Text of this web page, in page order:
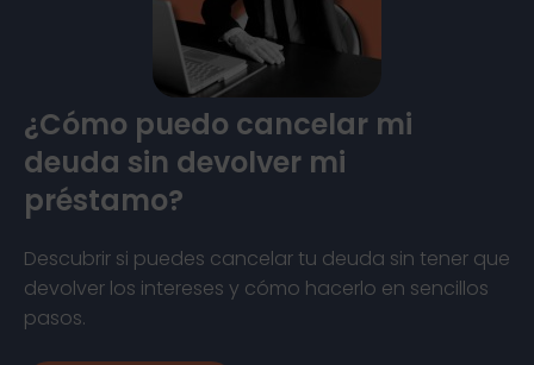
¿Cómo puedo cancelar mi
deuda sin devolver mi
préstamo?
Descubrir si puedes cancelar tu deuda sin tener que
devolver los intereses y cómo hacerlo en sencillos
pasos.